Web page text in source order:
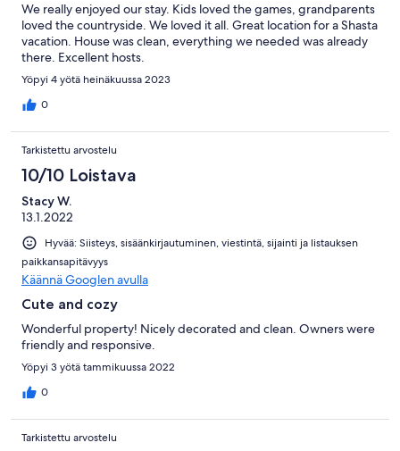
We really enjoyed our stay. Kids loved the games, grandparents
loved the countryside. We loved it all. Great location for a Shasta
vacation. House was clean, everything we needed was already
there. Excellent hosts.
Yöpyi 4 yötä heinäkuussa 2023
0
Tarkistettu arvostelu
10/10 Loistava
Stacy W.
13.1.2022
Hyvää: Siisteys, sisäänkirjautuminen, viestintä, sijainti ja listauksen
paikkansapitävyys
Käännä Googlen avulla
Cute and cozy
Wonderful property! Nicely decorated and clean. Owners were
friendly and responsive.
Yöpyi 3 yötä tammikuussa 2022
0
Tarkistettu arvostelu